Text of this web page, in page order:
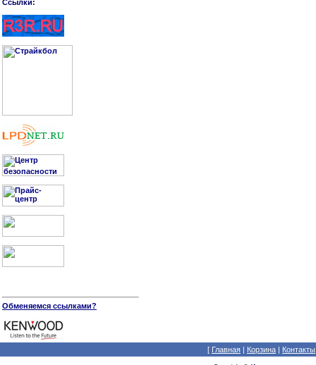
Cсылки:
Обменяемся ссылками?
[ Главная | Корзина | Контакты